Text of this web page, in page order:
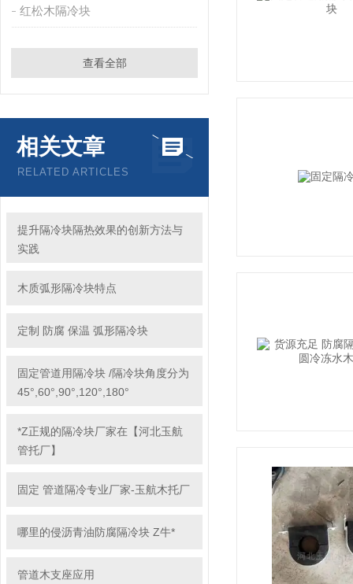
红松木隔冷块
查看全部
相关文章
RELATED ARTICLES
提升隔冷块隔热效果的创新方法与
实践
木质弧形隔冷块特点
定制 防腐 保温 弧形隔冷块
固定管道用隔冷块 /隔冷块角度分为
45°,60°,90°,120°,180°
*Z正规的隔冷块厂家在【河北玉航
管托厂】
固定 管道隔冷专业厂家-玉航木托厂
哪里的侵沥青油防腐隔冷块 Z牛*
管道木支座应用